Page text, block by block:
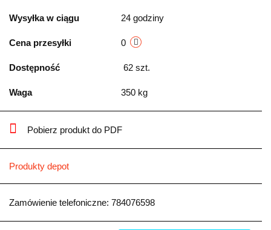
Wysyłka w ciągu 24 godziny
Cena przesyłki 0
Dostępność 62 szt.
Waga 350 kg
Pobierz produkt do PDF
Produkty depot
Zamówienie telefoniczne: 784076598